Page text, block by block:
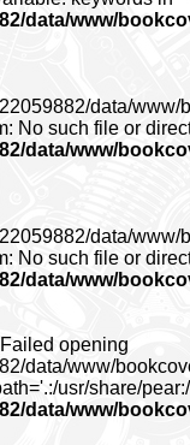
data/www/
data/www/
No such file or
data/www/
data/www/
No such file or
data/www/
opening
data/www/
usr/share/
data/www/